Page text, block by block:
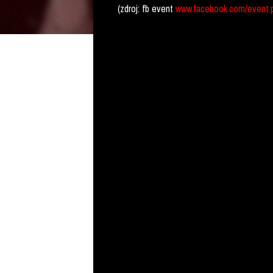
(zdroj: fb event www.facebook.com/